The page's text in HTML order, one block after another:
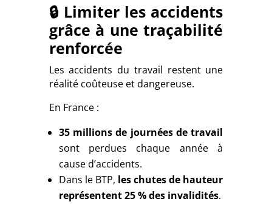
🔒 Limiter les accidents
grâce à une traçabilité
renforcée
Les accidents du travail restent une
réalité coûteuse et dangereuse.
En France :
35 millions de journées de travail
sont perdues chaque année à
cause d’accidents.
Dans le BTP, les chutes de hauteur
représentent 25 % des invalidités.